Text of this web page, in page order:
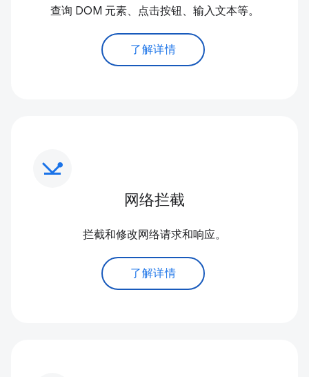
查询 DOM 元素、点击按钮、输入文本等。
了解详情
network_ping
网络拦截
拦截和修改网络请求和响应。
了解详情